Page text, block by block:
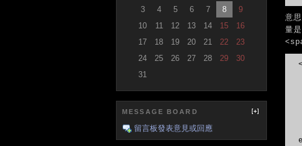
意
量
3
4 5 6 7 8
9
10
11 12 13 14 15
16
17
18 19 20 21 22
23
24
25 26 27 28 29
30
31
MESSAGE BOARD
留言板發表意見或回應